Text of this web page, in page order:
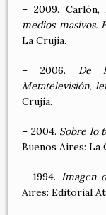
– 2009. Carlón,
medios masivos.
La Crujía.
– 2006. De
Metatelevisión,
Crujía.
– 2004. Sobre lo
Buenos Aires: La
– 1994. Imagen
Aires: Editorial